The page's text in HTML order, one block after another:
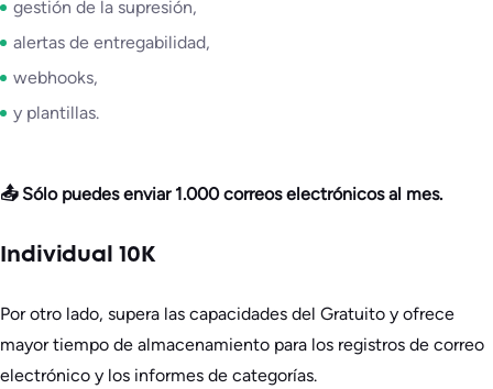
gestión de la supresión,
alertas de entregabilidad,
webhooks,
y plantillas.
📤 Sólo puedes enviar 1.000 correos electrónicos al mes.
Individual 10K
Por otro lado, supera las capacidades del Gratuito y ofrece
mayor tiempo de almacenamiento para los registros de correo
electrónico y los informes de categorías.